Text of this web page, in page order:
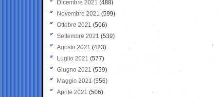
Dicembre 2021 (488)
Novembre 2021 (599)
Ottobre 2021 (506)
Settembre 2021 (539)
Agosto 2021 (423)
Luglio 2021 (577)
Giugno 2021(559)
Maggio 2021 (556)
Aprile 2021 (506)